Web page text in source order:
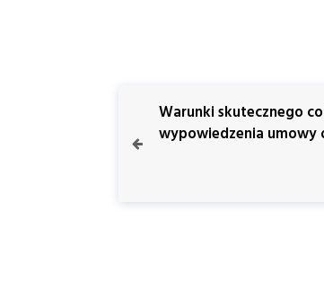
Warunki skutecznego
wypowiedzenia umowy